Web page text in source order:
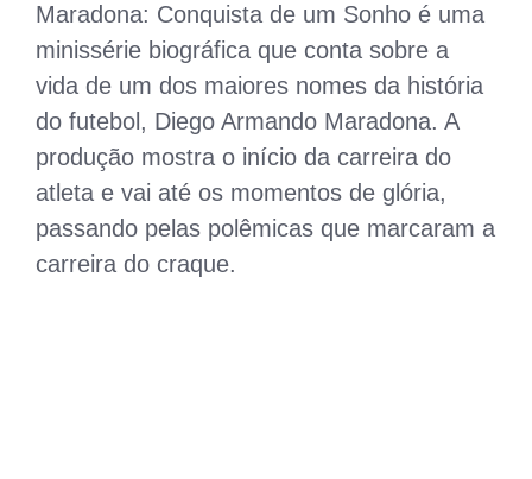
Maradona: Conquista de um Sonho é uma
minissérie biográfica que conta sobre a
vida de um dos maiores nomes da história
do futebol, Diego Armando Maradona. A
produção mostra o início da carreira do
atleta e vai até os momentos de glória,
passando pelas polêmicas que marcaram a
carreira do craque.